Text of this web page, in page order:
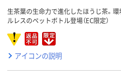
生茶葉の生命力で進化したほうじ茶。
ルレスのペットボトル登場（EC限定）
アイコンの説明